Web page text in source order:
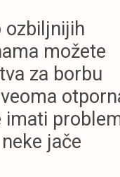
ozbiljnijih
možete
za borbu
imati
jače